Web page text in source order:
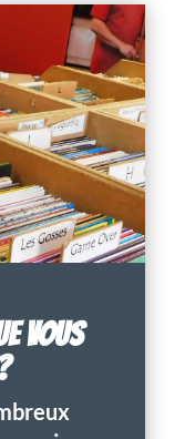
VOUS